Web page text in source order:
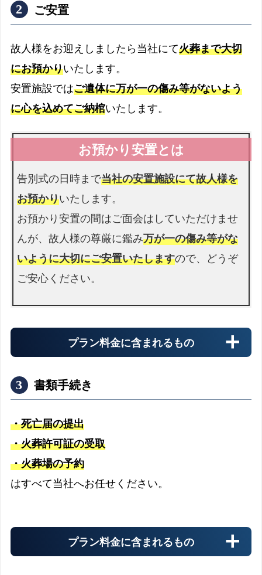
病院
expand_more病院からのお迎えの流れ
介護施設
介護施設へのお迎えの流れ
警察署
expand_more警察署へのお迎えの流れ
ご安置
故人様をお迎えしましたら当社にて火葬まで大切
にお預かりいたします。
安置施設ではご遺体に万が一の傷み等がないよう
に心を込めてご納棺いたします。
告別式の日時まで当社の安置施設にて故人様を
お預かりいたします。
お預かり安置の間はご面会はしていただけませ
んが、故人様の尊厳に鑑み万が一の傷み等がな
いように大切にご安置いたしますので、どうぞ
ご安心ください。
プラン料金に含まれるもの
お迎え先からの搬送料金
安置料金
書類手続き
・死亡届の提出
・火葬許可証の受取
・火葬場の予約
はすべて当社へお任せください。
プラン料金に含まれるもの